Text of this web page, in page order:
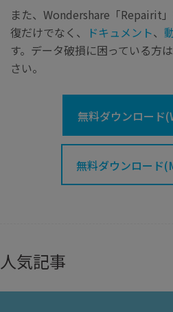
また、Wondershare「Repairit
復だけでなく、
ドキュメント、
す。データ破損に困っている方
さい。
無料ダウンロード
無料ダウンロード
人気記事